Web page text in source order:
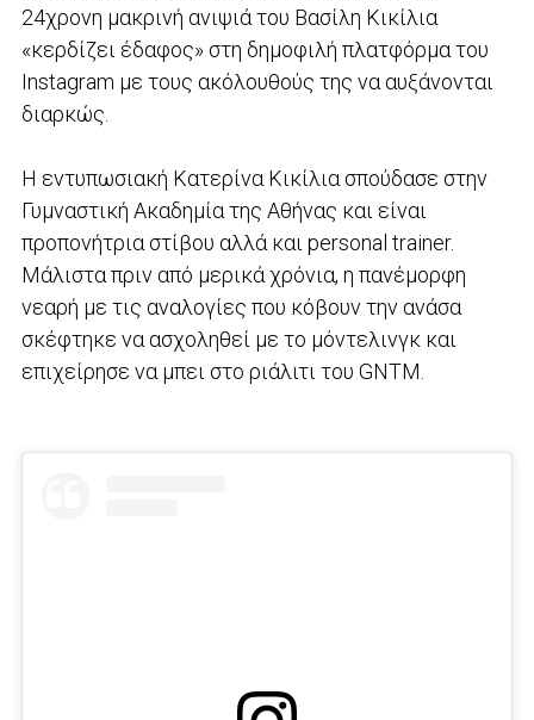
24χρονη μακρινή ανιψιά του Βασίλη Κικίλια
«κερδίζει έδαφος» στη δημοφιλή πλατφόρμα του
Instagram με τους ακόλουθούς της να αυξάνονται
διαρκώς.
Η εντυπωσιακή Κατερίνα Κικίλια σπούδασε στην
Γυμναστική Ακαδημία της Αθήνας και είναι
προπονήτρια στίβου αλλά και personal trainer.
Μάλιστα πριν από μερικά χρόνια, η πανέμορφη
νεαρή με τις αναλογίες που κόβουν την ανάσα
σκέφτηκε να ασχοληθεί με το μόντελινγκ και
επιχείρησε να μπει στο ριάλιτι του GNTM.